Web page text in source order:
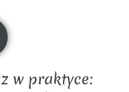
w praktyce: